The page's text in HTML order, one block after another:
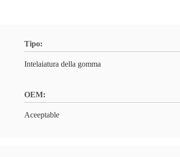
Tipo:
Intelaiatura della gomma
OEM:
Aceeptable